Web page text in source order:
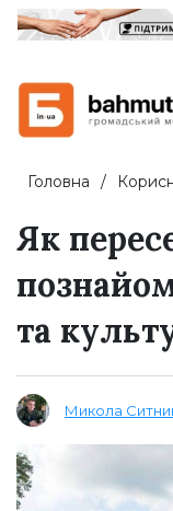
Головна
Як
та
Микола